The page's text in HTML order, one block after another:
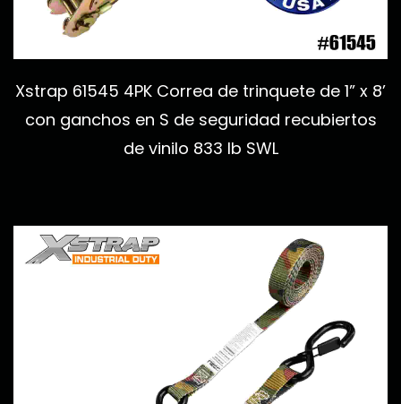
Xstrap 61545 4PK Correa de trinquete de 1” x 8’
con ganchos en S de seguridad recubiertos
de vinilo 833 lb SWL